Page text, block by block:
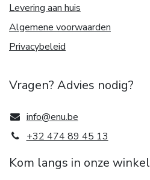
Levering aan huis
Algemene voorwaarden
Privacybeleid
Vragen? Advies nodig?
info@enu.be
+32 474 89 45 13
Kom langs in onze winkel